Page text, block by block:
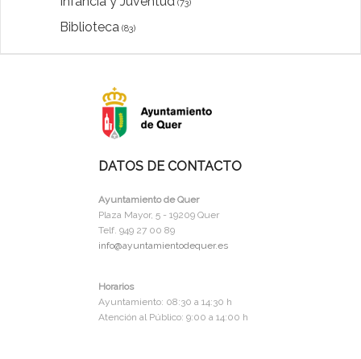
(73)
Biblioteca (83)
DATOS DE CONTACTO
Ayuntamiento de Quer
Plaza Mayor, 5 - 19209 Quer
Telf. 949 27 00 89
info@ayuntamientodequer.es
Horarios
Ayuntamiento: 08:30 a 14:30 h
Atención al Público: 9:00 a 14:00 h